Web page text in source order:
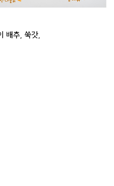
배추, 쑥갓,